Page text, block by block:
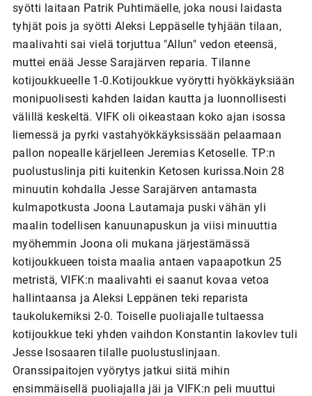
syötti laitaan Patrik Puhtimäelle, joka nousi laidasta
tyhjät pois ja syötti Aleksi Leppäselle tyhjään tilaan,
maalivahti sai vielä torjuttua "Allun" vedon eteensä,
muttei enää Jesse Sarajärven reparia. Tilanne
kotijoukkueelle 1-0.Kotijoukkue vyörytti hyökkäyksiään
monipuolisesti kahden laidan kautta ja luonnollisesti
välillä keskeltä. VIFK oli oikeastaan koko ajan isossa
liemessä ja pyrki vastahyökkäyksissään pelaamaan
pallon nopealle kärjelleen Jeremias Ketoselle. TP:n
puolustuslinja piti kuitenkin Ketosen kurissa.Noin 28
minuutin kohdalla Jesse Sarajärven antamasta
kulmapotkusta Joona Lautamaja puski vähän yli
maalin todellisen kanuunapuskun ja viisi minuuttia
myöhemmin Joona oli mukana järjestämässä
kotijoukkueen toista maalia antaen vapaapotkun 25
metristä, VIFK:n maalivahti ei saanut kovaa vetoa
hallintaansa ja Aleksi Leppänen teki reparista
taukolukemiksi 2-0. Toiselle puoliajalle tultaessa
kotijoukkue teki yhden vaihdon Konstantin Iakovlev tuli
Jesse Isosaaren tilalle puolustuslinjaan.
Oranssipaitojen vyörytys jatkui siitä mihin
ensimmäisellä puoliajalla jäi ja VIFK:n peli muuttui